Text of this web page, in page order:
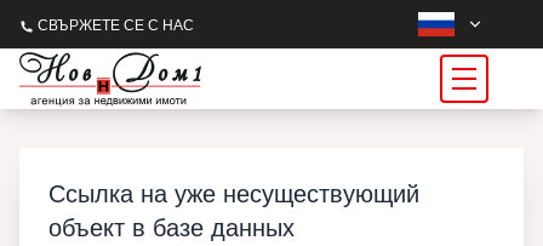
СВЪРЖЕТЕ СЕ С НАС
Ссылка на уже несуществующий
объект в базе данных